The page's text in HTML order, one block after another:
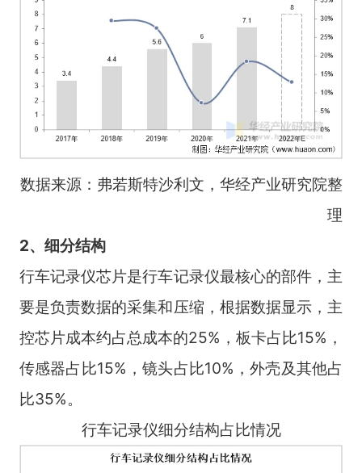
数据来源：弗若斯特沙利文，华经产业研究院整
理
2、细分结构
行车记录仪芯片是行车记录仪最核心的部件，主
要是负责数据的采集和压缩，根据数据显示，主
控芯片成本约占总成本的25%，板卡占比15%，
传感器占比15%，镜头占比10%，外壳及其他占
比35%。
行车记录仪细分结构占比情况